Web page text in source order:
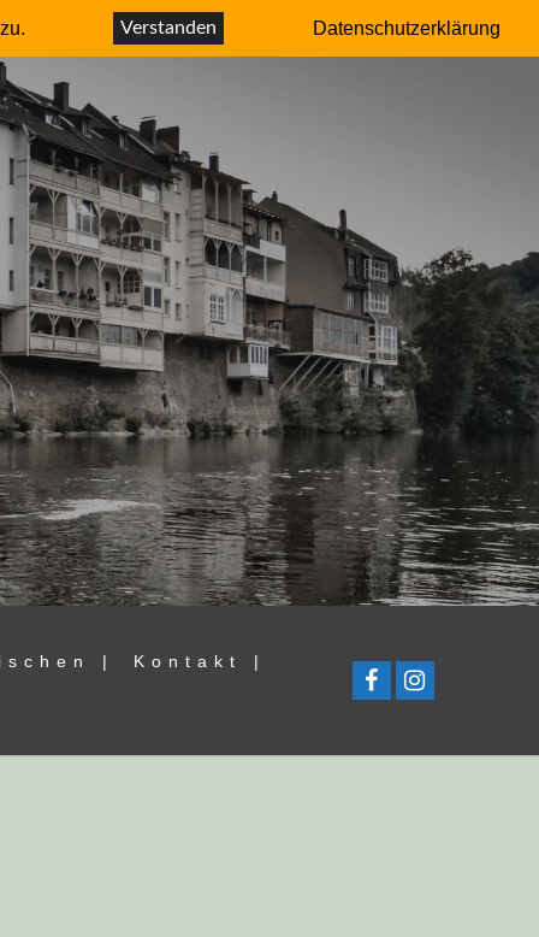
– Autor
| Kontakt |
Verstanden Datenschutzerklärung